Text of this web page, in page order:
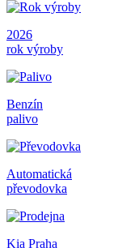
2026
rok výroby
Benzín
palivo
Automatická
převodovka
Kia Praha